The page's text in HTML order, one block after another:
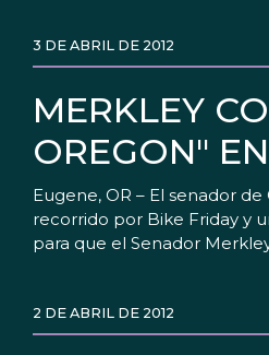
MERKLEY
OREGON"
3 DE ABRIL DE 2012
Eugene, OR – El senador
recorrido por Bike Friday y
para que el Senador
2 DE ABRIL DE 2012